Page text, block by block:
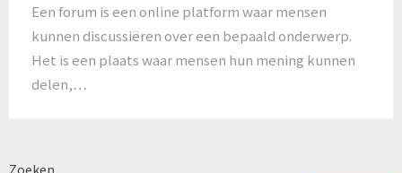
Een forum is een online platform waar mensen
kunnen discussiëren over een bepaald onderwerp.
Het is een plaats waar mensen hun mening kunnen
delen,…
Zoeken